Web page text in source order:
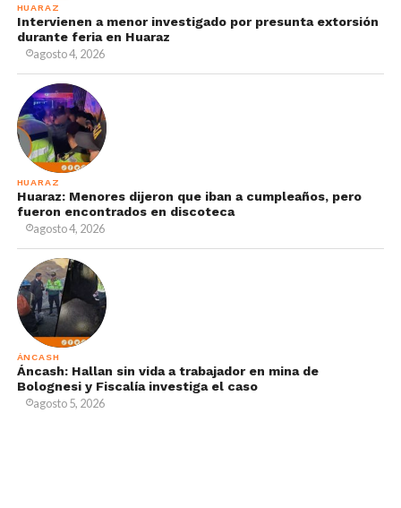
HUARAZ
Intervienen a menor investigado por presunta extorsión
durante feria en Huaraz
agosto 4, 2026
HUARAZ
Huaraz: Menores dijeron que iban a cumpleaños, pero
fueron encontrados en discoteca
agosto 4, 2026
ÁNCASH
Áncash: Hallan sin vida a trabajador en mina de
Bolognesi y Fiscalía investiga el caso
agosto 5, 2026